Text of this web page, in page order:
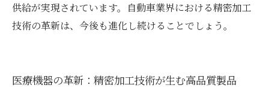
供給が実現されています。自動車業界における精密加工
技術の革新は、今後も進化し続けることでしょう。
医療機器の革新：精密加工技術が生む高品質製品